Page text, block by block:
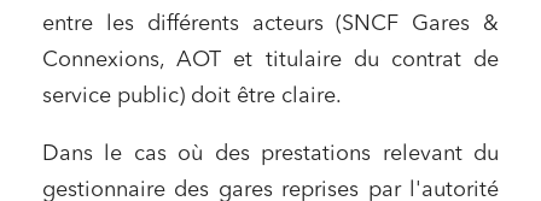
entre les différents acteurs (SNCF Gares &
Connexions, AOT et titulaire du contrat de
service public) doit être claire.
Dans le cas où des prestations relevant du
gestionnaire des gares reprises par l'autorité
Relations commerciales et contrats